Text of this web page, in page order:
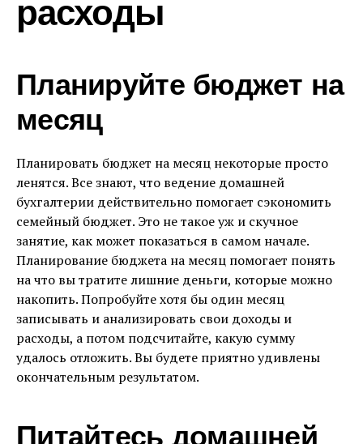
расходы
Планируйте бюджет на
месяц
Планировать бюджет на месяц некоторые просто
ленятся. Все знают, что ведение домашней
бухгалтерии действительно помогает сэкономить
семейный бюджет. Это не такое уж и скучное
занятие, как может показаться в самом начале.
Планирование бюджета на месяц помогает понять
на что вы тратите лишние деньги, которые можно
накопить. Попробуйте хотя бы один месяц
записывать и анализировать свои доходы и
расходы, а потом подсчитайте, какую сумму
удалось отложить. Вы будете приятно удивлены
окончательным результатом.